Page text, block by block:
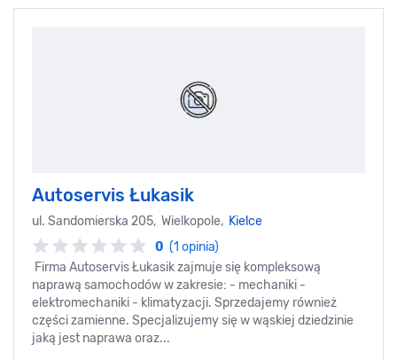
Autoservis Łukasik
ul. Sandomierska 205, Wielkopole, Kielce
0 (1 opinia)
Firma Autoservis Łukasik zajmuje się kompleksową
naprawą samochodów w zakresie: - mechaniki -
elektromechaniki - klimatyzacji. Sprzedajemy również
części zamienne. Specjalizujemy się w wąskiej dziedzinie
jaką jest naprawa oraz...